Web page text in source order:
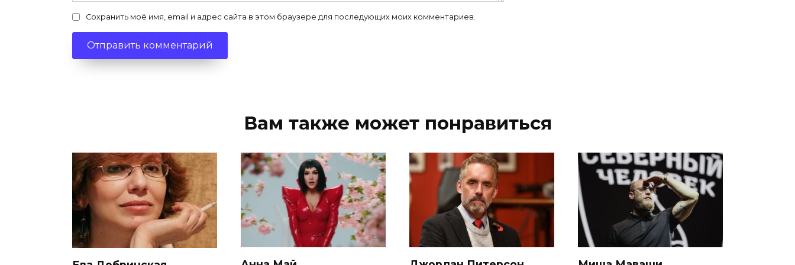
Сохранить моё имя, email и адрес сайта в этом браузере для последующих моих комментариев.
Вам также может понравиться